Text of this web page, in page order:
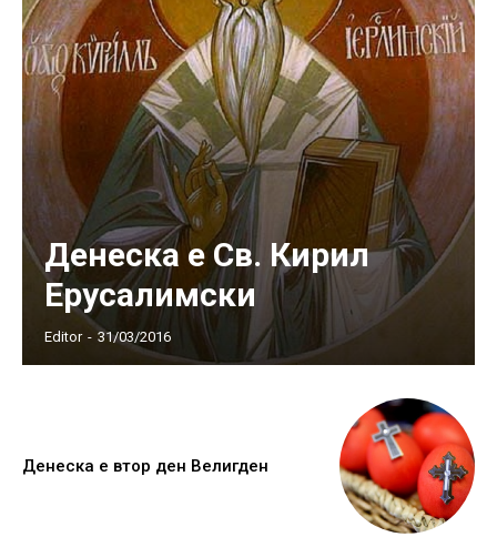
Денеска е Св. Кирил
Ерусалимски
Editor - 31/03/2016
Денеска е втор ден Велигден